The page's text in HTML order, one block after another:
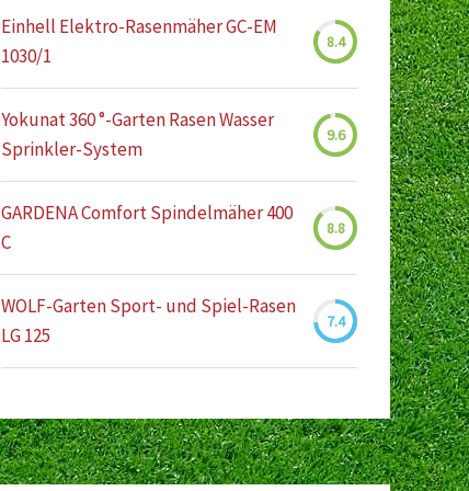
Einhell Elektro-Rasenmäher GC-EM
1030/1
8.4
Yokunat 360 °-Garten Rasen Wasser
Sprinkler-System
9.6
GARDENA Comfort Spindelmäher 400
C
8.8
WOLF-Garten Sport- und Spiel-Rasen
LG 125
7.4